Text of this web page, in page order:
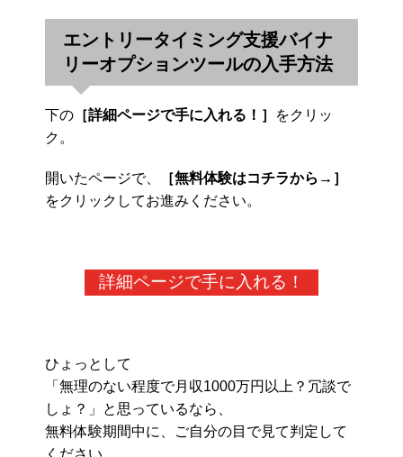
エントリータイミング支援バイナ
リーオプションツールの入手方法
下の ［詳細ページで手に入れる！］
をクリッ
ク。
開いたページで、
［無料体験はコチラから→］
をクリックしてお進みください。
詳細ページで手に入れる！
ひょっとして
「無理のない程度で月収1000万円以上？冗談で
しょ？」と思っているなら、
無料体験期間中に、ご自分の目で見て判定して
ください。